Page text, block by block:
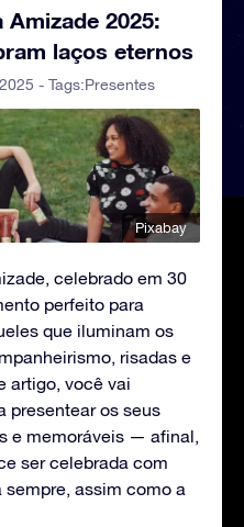
2025:
laços eternos
- Tags:Presentes
Pixabay
celebrado em 30
perfeito para
que iluminam os
risadas e
artigo, você vai
presentear os seus
e memoráveis — afinal,
ser celebrada com
sempre, assim como a